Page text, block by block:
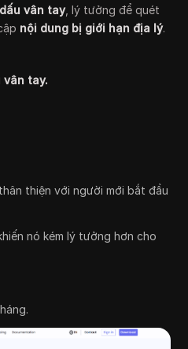
vân tay, lý tưởng để quét
nội dung bị giới hạn địa lý.
vân tay.
thiện với người mới bắt đầu
nó kém lý tưởng hơn cho